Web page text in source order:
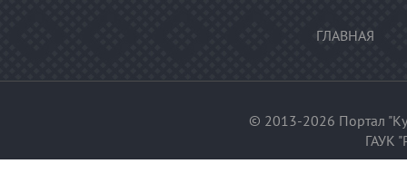
ГЛАВНАЯ
© 2013-2026 Портал
ГАУК